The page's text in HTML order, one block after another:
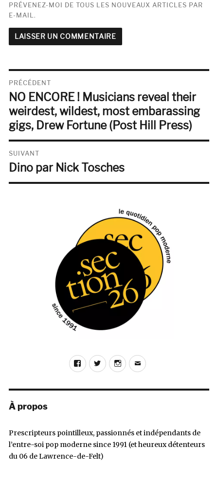
PRÉVENEZ-MOI DE TOUS LES NOUVEAUX ARTICLES PAR
E-MAIL.
Navigation
de
l’article
PRÉCÉDENT
Publication
précédente :
NO ENCORE ! Musicians reveal their
weirdest, wildest, most embarassing
gigs, Drew Fortune (Post Hill Press)
SUIVANT
Publication
Dino par Nick Tosches
FacebookTwitterInstagram
E-
À propos
Prescripteurs pointilleux, passionnés et indépendants de
l’entre-soi pop moderne since 1991 (et heureux détenteurs
du 06 de Lawrence-de-Felt)